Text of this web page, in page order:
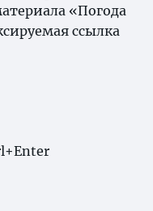
«Погода
ссылка